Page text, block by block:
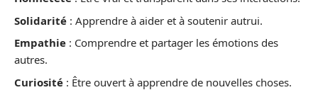
Solidarité : Apprendre à aider et à soutenir autrui.
Empathie : Comprendre et partager les émotions des
autres.
Curiosité : Être ouvert à apprendre de nouvelles choses.